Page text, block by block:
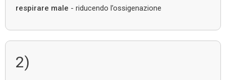
respirare male - riducendo l’ossigenazione
2)